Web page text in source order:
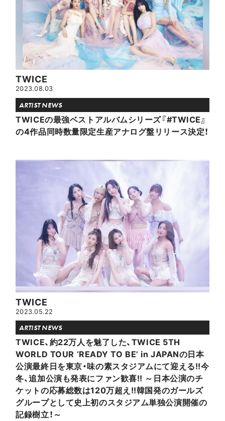
TWICE
2023.08.03
ARTIST NEWS
TWICEの最強ベストアルバムシリーズ『#TWICE』
の4作品同時数量限定生産アナログ盤リリース決定！
TWICE
2023.05.22
ARTIST NEWS
TWICE、約22万人を魅了した、TWICE 5TH
WORLD TOUR ‘READY TO BE’ in JAPANの日本
公演最終日を東京・味の素スタジアムにて迎える!!今
冬、追加公演も発表にファン歓喜!! ～日本公演のチ
ケットの応募総数は120万超え!!韓国発のガールズ
グループとして史上初のスタジアム単独公演開催の
記録樹立！～